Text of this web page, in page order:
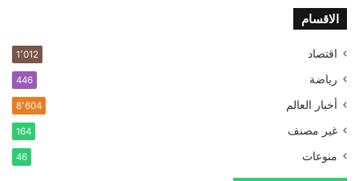
الاقسام
اقتصاد 1٬012
رياضة 446
أخبار العالم 8٬604
غير مصنف 164
منوعات 46